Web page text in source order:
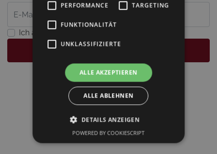
Ich akzeptiere die Datenschutzerklärung
PERFORMANCE TARGETING
FUNKTIONALITÄT
UNKLASSIFIZIERTE
ALLE AKZEPTIEREN
ALLE ABLEHNEN
DETAILS ANZEIGEN
POWERED BY COOKIESCRIPT